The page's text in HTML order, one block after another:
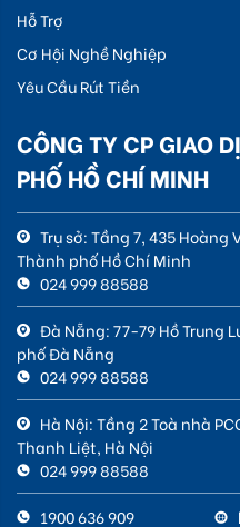
Hỗ Trợ
Cơ Hội Nghề Nghiệp
Yêu Cầu Rút Tiền
CÔNG TY CP GIAO
PHỐ HỒ CHÍ MINH
Trụ sở: Tầng 7, 435 Hoàng
Thành phố Hồ Chí Minh
024 999 88588
Đà Nẵng: 77-79 Hồ Trung
phố Đà Nẵng
024 999 88588
Hà Nội: Tầng 2 Toà nhà
Thanh Liệt, Hà Nội
024 999 88588
1900 636 909